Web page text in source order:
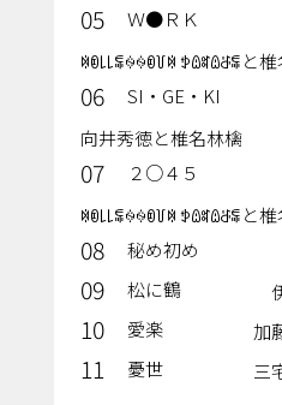
05
Ｗ●ＲＫ
ꉈꀧ꒒꒒ꁄꍈꍈꀧ꒦ꉈ ꉣꅔꎡꅔꁕꁄ
06
SI・GE・KI
向井秀徳と椎名林檎
07
２○４５
ꉈꀧ꒒꒒ꁄꍈꍈꀧ꒦ꉈ ꉣꅔꎡꅔꁕꁄ
08 秘め初め
09 松に鶴
10 愛楽 加
11 憂世 三